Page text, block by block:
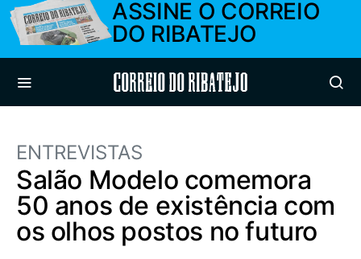
ASSINE O CORREIO
DO RIBATEJO
Correio do Ribatejo
ENTREVISTAS
Salão Modelo comemora
50 anos de existência com
os olhos postos no futuro